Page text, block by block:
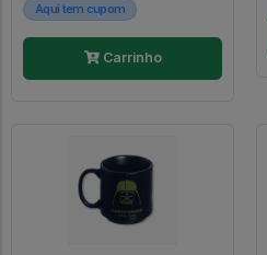
Aqui tem cupom
Carrinho